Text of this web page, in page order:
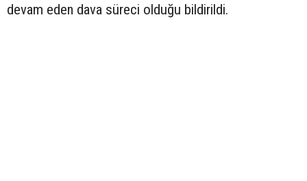
devam eden dava süreci olduğu bildirildi.